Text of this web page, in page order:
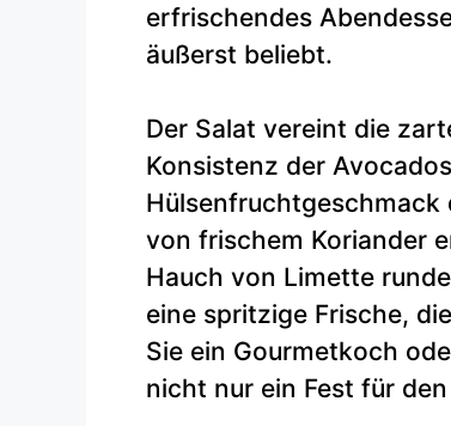
erfrischendes
äußerst beliebt.
Der Salat vereint die
Konsistenz der
Hülsenfruchtgeschmack
von frischem Koriander
Hauch von Limette
eine spritzige Frische,
Sie ein Gourmetkoch
nicht nur ein Fest für